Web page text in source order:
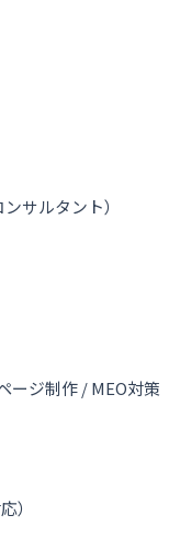
サルタント）
ージ制作 / MEO対策
）